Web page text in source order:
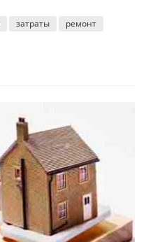
затраты ремонт